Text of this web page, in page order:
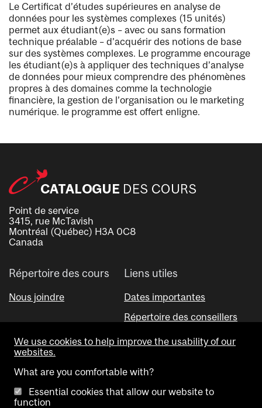
Le Certificat d’études supérieures en analyse de
données pour les systèmes complexes (15 unités)
permet aux étudiant(e)s – avec ou sans formation
technique préalable – d’acquérir des notions de base
sur des systèmes complexes. Le programme encourage
les étudiant(e)s à appliquer des techniques d’analyse
de données pour mieux comprendre des phénomènes
propres à des domaines comme la technologie
financière, la gestion de l’organisation ou le marketing
numérique. le programme est offert enligne.
Point de service
3415, rue McTavish
Montréal (Québec) H3A 0C8
Canada
Répertoire des cours
Nous joindre
Liens utiles
Dates importantes
Répertoire des conseillers
Outil Visual Schedule Builder
We use cookies to help improve the usability of our
websites.
What are you comfortable with?
Essential cookies that allow our website to
function